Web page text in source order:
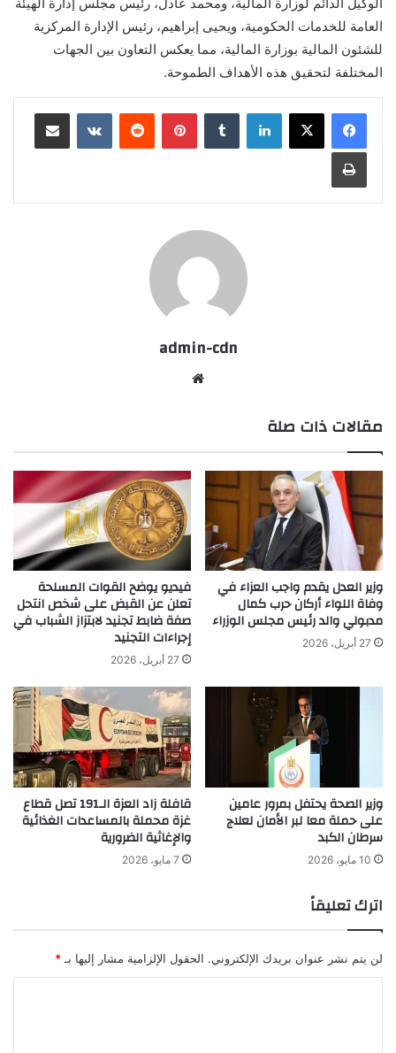
العامة للخدمات الحكومية، ويحيى إبراهيم، رئيس الإدارة المركزية
للشئون المالية بوزارة المالية، مما يعكس التعاون بين الجهات
المختلفة لتحقيق هذه الأهداف الطموحة.
لينكدإن بينتيريست مشاركة عبر البريد
طباعة
admin-cdn
مقالات ذات صلة
وزير العدل يقدم واجب العزاء في
وفاة اللواء أركان حرب كمال
مدبولي والد رئيس مجلس الوزراء
27 أبريل، 2026
فيديو يوضح القوات المسلحة
تعلن عن القبض على شخص انتحل
صفة ضابط تجنيد لابتزاز الشباب في
إجراءات التجنيد
27 أبريل، 2026
وزير الصحة يحتفل بمرور عامين
على حملة معا لبر الأمان لعلاج
سرطان الكبد
10 مايو، 2026
قافلة زاد العزة الـ191 تصل قطاع
غزة محملة بالمساعدات الغذائية
والإغاثية الضرورية
7 مايو، 2026
اترك تعليقاً
لن يتم نشر عنوان بريدك الإلكتروني. الحقول الإلزامية مشار إليها بـ *